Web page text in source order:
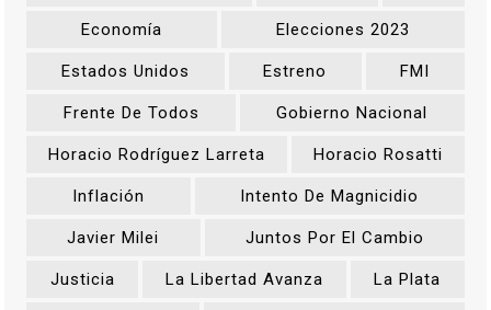
Economía Elecciones 2023
Estados Unidos Estreno FMI
Frente De Todos Gobierno Nacional
Horacio Rodríguez Larreta Horacio Rosatti
Inflación Intento De Magnicidio
Javier Milei Juntos Por El Cambio
Justicia La Libertad Avanza La Plata